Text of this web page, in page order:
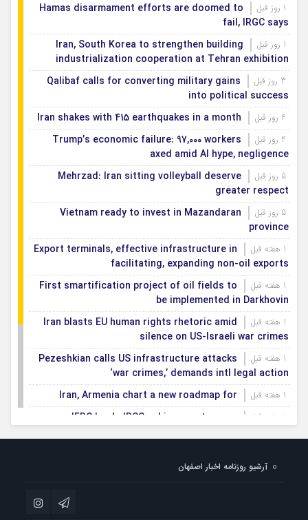
Hamas disarmament efforts are doomed to
fail, IRGC says
Iran, South Korea to strengthen building
industrialization cooperation at Tehran exhibition
Qalibaf calls for converting military gains
into political success
Iran shakes with 415 earthquakes in a month
Trump’s economic failure: 97,000 workers
axed amid AI hype, negligence
Mehrzad: Iran sitting volleyball deserve
greater respect
Vietnam ready to invest in Mazandaran
province
Export terminals, effective infrastructure in
facilitating, expanding non-oil exports
First smartification project of oil fields to
be implemented in Darkhovin
Iran blasts EU human rights rhetoric amid
silence on US-Israeli war crimes
Pezeshkian calls US infrastructure attacks
‘war crimes,’ demands intl legal action
Iran, Armenia chart a new roadmap for
IFRC lauds IRCS achievements, says
fate: 2026 Asian games
آرشیو روزنامه اخبار اصفهان